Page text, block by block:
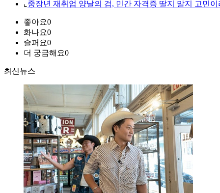
⌞ 중장년 재취업 양날의 검, 민간 자격증 딸지 말지 고민이
좋아요0
화나요0
슬퍼요0
더 궁금해요0
최신뉴스